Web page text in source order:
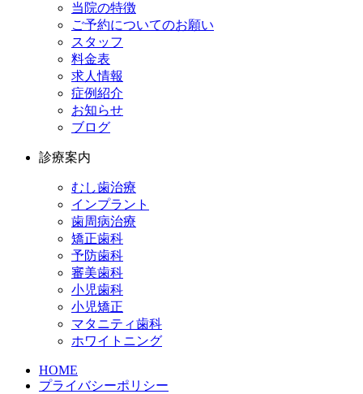
当院の特徴
ご予約についてのお願い
スタッフ
料金表
求人情報
症例紹介
お知らせ
ブログ
診療案内
むし歯治療
インプラント
歯周病治療
矯正歯科
予防歯科
審美歯科
小児歯科
小児矯正
マタニティ歯科
ホワイトニング
HOME
プライバシーポリシー